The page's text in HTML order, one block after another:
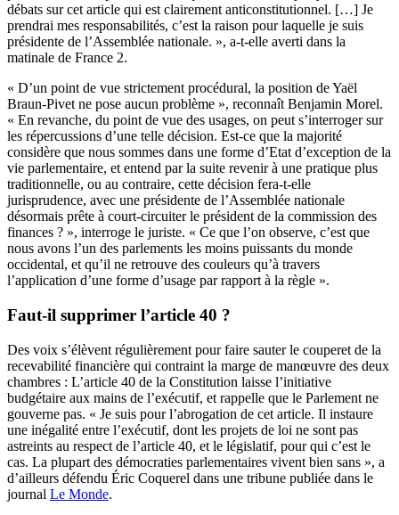
débats sur cet article qui est clairement anticonstitutionnel. […] Je
prendrai mes responsabilités, c’est la raison pour laquelle je suis
présidente de l’Assemblée nationale. », a-t-elle averti dans la
matinale de France 2.
« D’un point de vue strictement procédural, la position de Yaël
Braun-Pivet ne pose aucun problème », reconnaît Benjamin Morel.
« En revanche, du point de vue des usages, on peut s’interroger sur
les répercussions d’une telle décision. Est-ce que la majorité
considère que nous sommes dans une forme d’Etat d’exception de la
vie parlementaire, et entend par la suite revenir à une pratique plus
traditionnelle, ou au contraire, cette décision fera-t-elle
jurisprudence, avec une présidente de l’Assemblée nationale
désormais prête à court-circuiter le président de la commission des
finances ? », interroge le juriste. « Ce que l’on observe, c’est que
nous avons l’un des parlements les moins puissants du monde
occidental, et qu’il ne retrouve des couleurs qu’à travers
l’application d’une forme d’usage par rapport à la règle ».
Faut-il supprimer l’article 40 ?
Des voix s’élèvent régulièrement pour faire sauter le couperet de la
recevabilité financière qui contraint la marge de manœuvre des deux
chambres : L’article 40 de la Constitution laisse l’initiative
budgétaire aux mains de l’exécutif, et rappelle que le Parlement ne
gouverne pas. « Je suis pour l’abrogation de cet article. Il instaure
une inégalité entre l’exécutif, dont les projets de loi ne sont pas
astreints au respect de l’article 40, et le législatif, pour qui c’est le
cas. La plupart des démocraties parlementaires vivent bien sans », a
d’ailleurs défendu Éric Coquerel dans une tribune publiée dans le
journal Le Monde.